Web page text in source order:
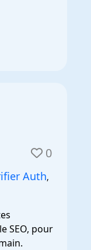
0
Auth,
SEO, pour